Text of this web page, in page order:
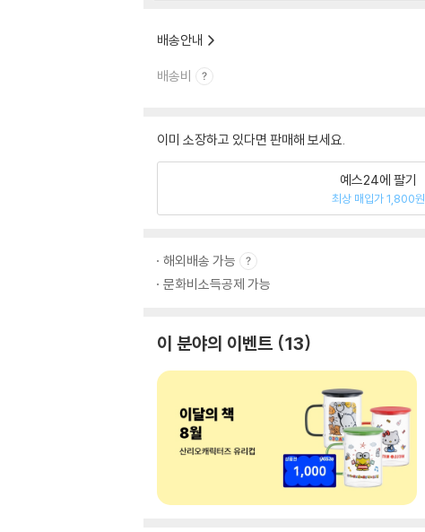
배송안내
배송비
이미 소장하고 있다면 판매해 보세요.
예스24에 팔기
최상 매입가 1,800원
해외배송 가능
문화비소득공제 가능
이 분야의 이벤트 13